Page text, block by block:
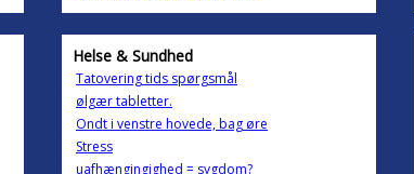
Helse & Sundhed
Tatovering tids spørgsmål
ølgær tabletter.
Ondt i venstre hovede, bag øre
Stress
uafhængingighed = sygdom?